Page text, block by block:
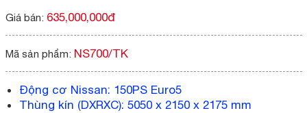
Giá bán: 635,000,000đ
Mã sản phẩm: NS700/TK
Động cơ Nissan: 150PS Euro5
Thùng kín (DXRXC): 5050 x 2150 x 2175 mm